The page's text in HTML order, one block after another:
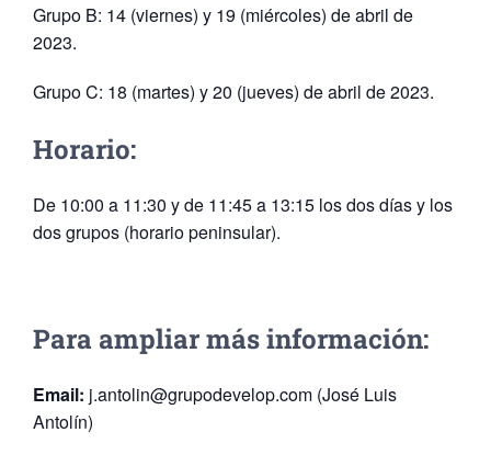
Grupo B: 14 (viernes) y 19 (miércoles) de abril de
2023.
Grupo C: 18 (martes) y 20 (jueves) de abril de 2023.
Horario:
De 10:00 a 11:30 y de 11:45 a 13:15 los dos días y los
dos grupos (horario peninsular).
Para ampliar más información:
Email: j.antolin@grupodevelop.com (José Luis
Antolín)